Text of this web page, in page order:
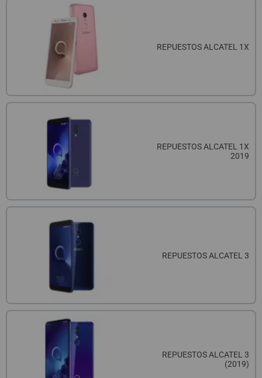
REPUESTOS ALCATEL 1X
REPUESTOS ALCATEL 1X
2019
REPUESTOS ALCATEL 3
REPUESTOS ALCATEL 3
(2019)